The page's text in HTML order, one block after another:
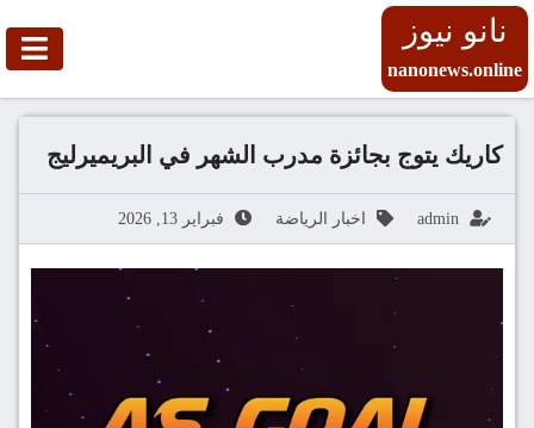
نانو نيوز
nanonews.online
كاريك يتوج بجائزة مدرب الشهر في البريميرليج
admin اخبار الرياضة فبراير 13, 2026